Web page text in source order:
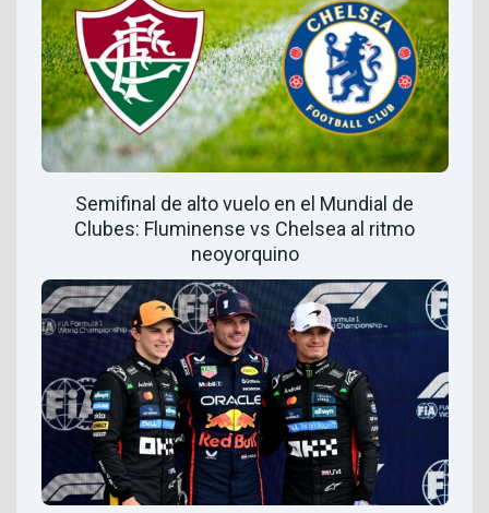
Semifinal de alto vuelo en el Mundial de
Clubes: Fluminense vs Chelsea al ritmo
neoyorquino